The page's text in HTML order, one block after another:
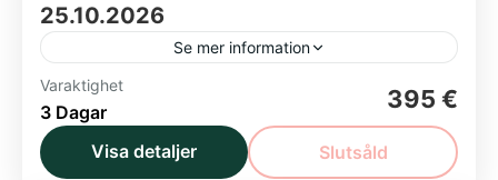
25.10.2026
Se mer information
Göta Lejon
Torka aldrig tårar utan handskar
Fråga efter tilläggsplatser!
Varaktighet
3 Dagar 395 €
Visa detaljer Slutsåld